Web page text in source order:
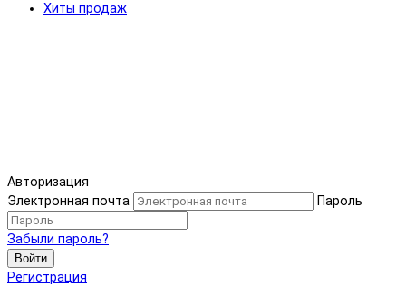
Хиты продаж
Авторизация
Электронная почта
Пароль
Забыли пароль?
Войти
Регистрация